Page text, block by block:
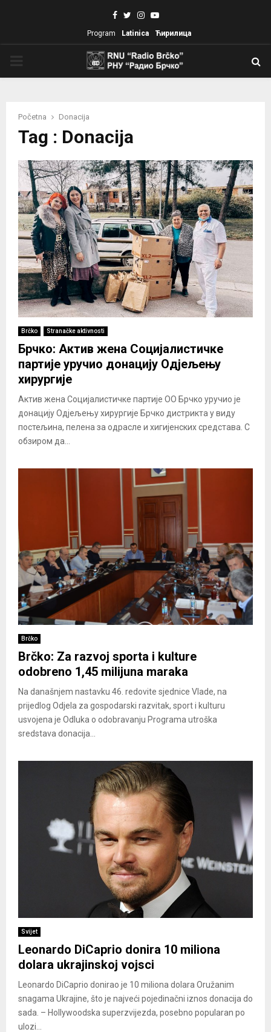
Facebook
TwitterInstagram
Youtube
Program Latinica Ћирилица
Početna Donacija
Tag : Donacija
Brčko Stranačke aktivnosti
Брчко: Актив жена Социјалистичке
партије уручио донацију Одјељењу
хирургије
Актив жена Социјалистичке партије ОО Брчко уручио је
донацију Одјељењу хирургије Брчко дистрикта у виду
постељина, пелена за одрасле и хигијенских средстава. С
обзиром да...
Brčko
Brčko: Za razvoj sporta i kulture
odobreno 1,45 milijuna maraka
Na današnjem nastavku 46. redovite sjednice Vlade, na
prijedlog Odjela za gospodarski razvitak, sport i kulturu
usvojena je Odluka o odobravanju Programa utroška
sredstava donacija...
Svijet
Leonardo DiCaprio donira 10 miliona
dolara ukrajinskoj vojsci
Leonardo DiCaprio donirao je 10 miliona dolara Oružanim
snagama Ukrajine, što je najveći pojedinačni iznos donacija do
sada. – Hollywoodska superzvijezda, posebno popularan po
ulozi...